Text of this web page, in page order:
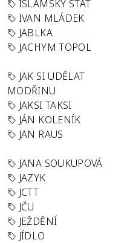
ISLÁMSKÝ STÁT
IVAN MLÁDEK
JABLKA
JACHYM TOPOL
JAK SI UDĚLAT
MODŘINU
JAKSI TAKSI
JÁN KOLENÍK
JAN RAUS
JANA SOUKUPOVÁ
JAZYK
JCTT
JČU
JEŽDĚNÍ
JÍDLO